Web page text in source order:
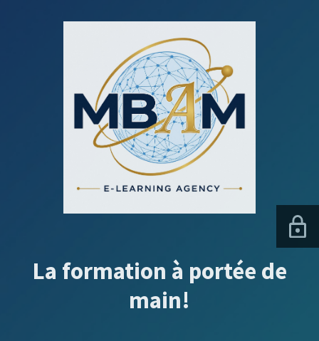
La formation à portée de
main!